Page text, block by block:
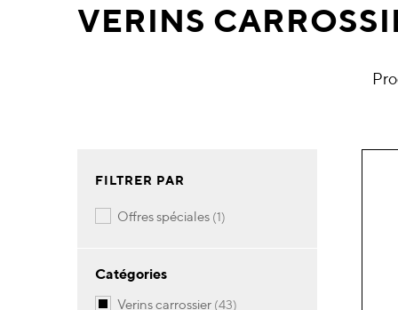
VERINS
FILTRER PAR
offres spéciales 1article
Catégories
verins carrossier 43articles